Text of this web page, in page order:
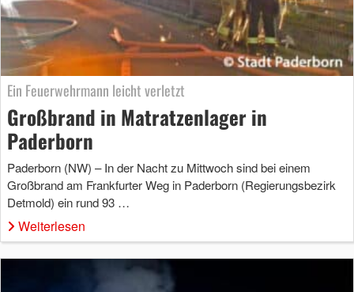
Ein Feuerwehrmann leicht verletzt
Großbrand in Matratzenlager in
Paderborn
Paderborn (NW) – In der Nacht zu Mittwoch sind bei einem
Großbrand am Frankfurter Weg in Paderborn (Regierungsbezirk
Detmold) ein rund 93 …
Weiterlesen